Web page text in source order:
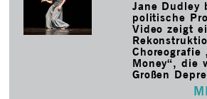
Jane Dudley
politische
Video zeigt
Choreografie
Money“, die
Großen